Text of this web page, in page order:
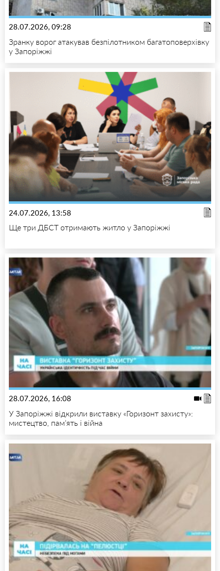
28.07.2026, 09:28
Зранку ворог атакував безпілотником багатоповерхівку
у Запоріжжі
24.07.2026, 13:58
Ще три ДБСТ отримають житло у Запоріжжі
28.07.2026, 16:08
У Запоріжжі відкрили виставку «Горизонт захисту»:
мистецтво, пам’ять і війна